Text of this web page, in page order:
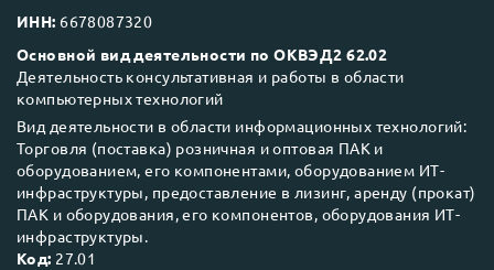
ИНН: 6678087320
Основной вид деятельности по ОКВЭД2 62.02
Деятельность консультативная и работы в области
компьютерных технологий
Вид деятельности в области информационных технологий:
Торговля (поставка) розничная и оптовая ПАК и
оборудованием, его компонентами, оборудованием ИТ-
инфраструктуры, предоставление в лизинг, аренду (прокат)
ПАК и оборудования, его компонентов, оборудования ИТ-
инфраструктуры.
Код: 27.01